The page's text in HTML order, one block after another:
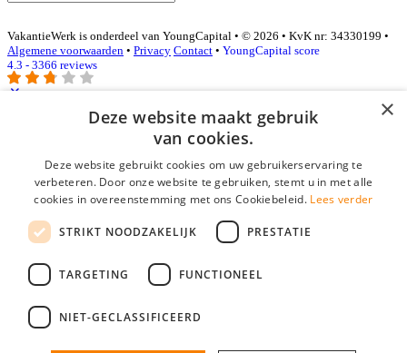
VakantieWerk is onderdeel van YoungCapital • © 2026 • KvK nr: 34330199 •
Algemene voorwaarden • Privacy Contact • YoungCapital score
4.3 - 3366 reviews
Inloggen als bedrijf
E-mail*
Wachtwoord
login gegevens onthouden
login
Bedrijf aanmelden
×
Deze website maakt gebruik
van cookies.
Deze website gebruikt cookies om uw gebruikerservaring te
verbeteren. Door onze website te gebruiken, stemt u in met alle
cookies in overeenstemming met ons Cookiebeleid. Lees verder
STRIKT NOODZAKELIJK PRESTATIE
TARGETING FUNCTIONEEL
NIET-GECLASSIFICEERD